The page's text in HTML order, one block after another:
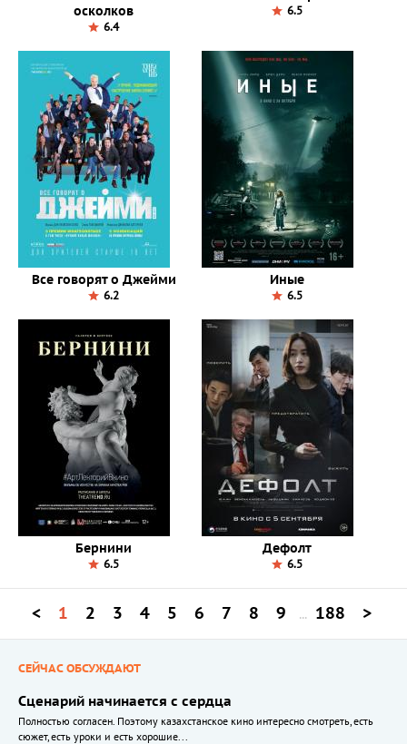
осколков
6.4
6.5
Все говорят о Джейми
6.2
Иные
6.5
Бернини
6.5
Дефолт
6.5
< 1 2 3 4 5 6 7 8 9 ... 188 >
СЕЙЧАС ОБСУЖДАЮТ
Сценарий начинается с сердца
Полностью согласен. Поэтому казахстанское кино интересно смотреть, есть
сюжет, есть уроки и есть хорошие...